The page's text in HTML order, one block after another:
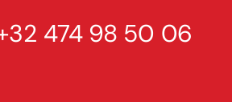
474 98 50 06